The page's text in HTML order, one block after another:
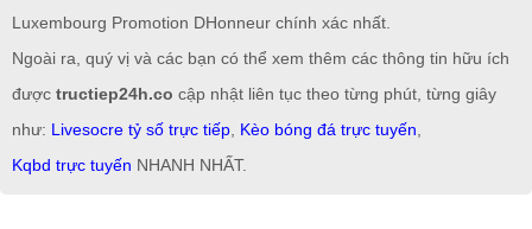
Luxembourg Promotion DHonneur chính xác nhất.
Ngoài ra, quý vị và các bạn có thể xem thêm các thông tin hữu ích
được tructiep24h.co cập nhật liên tục theo từng phút, từng giây
như: Livesocre tỷ số trực tiếp Kèo bóng đá trực tuyến
Kqbd trực tuyến NHANH NHẤT.